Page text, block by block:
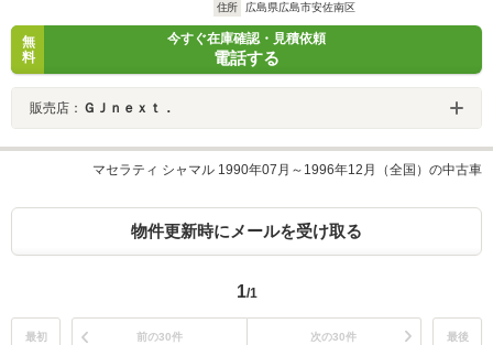
住所
広島県広島市安佐南区
無
料
今すぐ在庫確認・見積依頼
電話する
販売店： ＧＪｎｅｘｔ．
マセラティ シャマル 1990年07月～1996年12月（全国）の中古車
物件更新時にメールを受け取る
1/1
最初 前の30件 次の30件 最後